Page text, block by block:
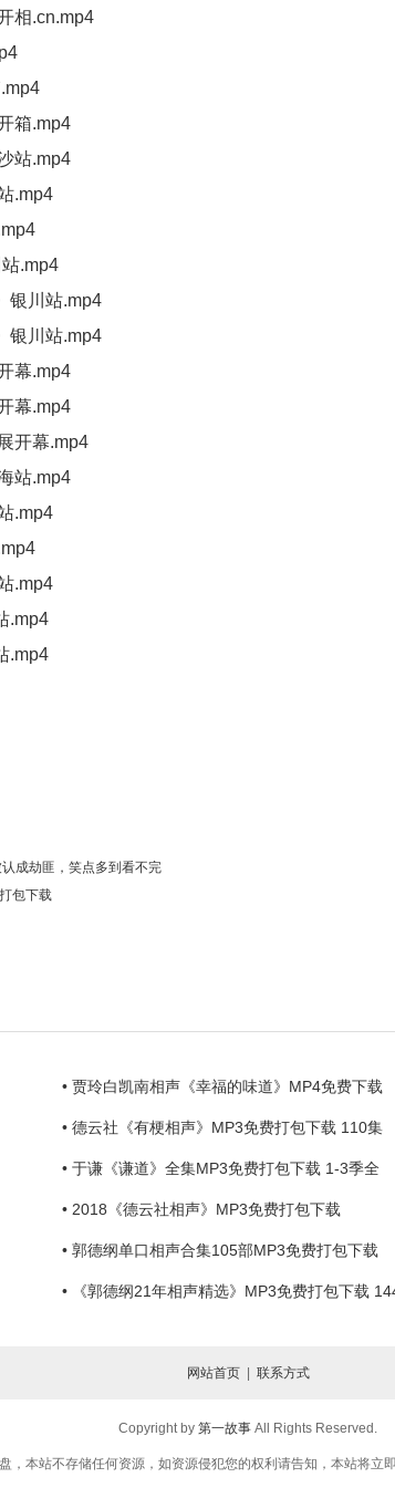
相.cn.mp4
箱.mp4
站.mp4
.mp4
.mp4
银川站.mp4
银川站.mp4
幕.mp4
幕.mp4
开幕.mp4
站.mp4
.mp4
.mp4
.mp4
.mp4
成劫匪，笑点多到看不完
包下载
• 贾玲白凯南相声《幸福的味道》MP4免费下载
• 德云社《有梗相声》MP3免费打包下载 110集
• 于谦《谦道》全集MP3免费打包下载 1-3季全
• 2018《德云社相声》MP3免费打包下载
• 郭德纲单口相声合集105部MP3免费打包下载
• 《郭德纲21年相声精选》MP3免费打包下载
网站首页| 联系方式
Copyright by 第一故事 All Rights Reserved.
，本站不存储任何资源，如资源侵犯您的权利请告知，本站将